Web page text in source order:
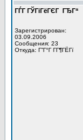
ГЃГ ГЎГіГёГЄГ ГЂГ“
Зарегистрирован:
03.09.2006
Сообщения: 23
Откуда: Г”Г°Г Г­Г¶ГЁГї